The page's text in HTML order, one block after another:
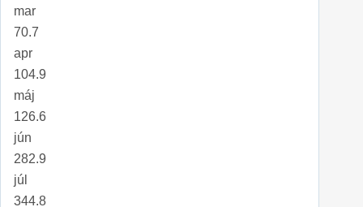
mar
70.7
apr
104.9
máj
126.6
jún
282.9
júl
344.8